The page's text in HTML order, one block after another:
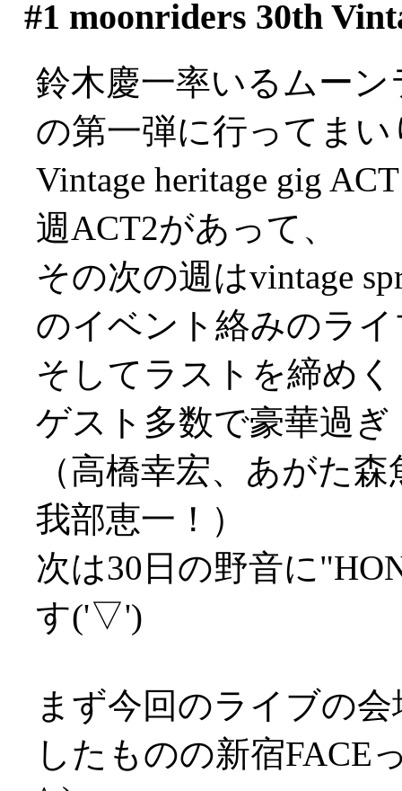
#1 moonriders 30th
鈴木慶一率いるムー
の第一弾に行ってま
Vintage heritage gig
週ACT2があって、
その次の週はvintage
のイベント絡みのラ
そしてラストを締め
ゲスト多数で豪華過ぎ
（高橋幸宏、あがた
我部恵一！）
次は30日の野音に
す('▽')
まず今回のライブの
したものの新宿FACE